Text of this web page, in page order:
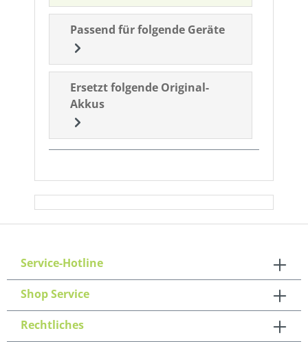
Passend für folgende Geräte
Ersetzt folgende Original-
Akkus
Service-Hotline
Shop Service
Rechtliches